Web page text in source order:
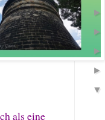
als eine
►
►
►
►
▼